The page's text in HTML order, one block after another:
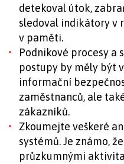
detekoval útok,
sledoval indikátory v
v paměti.
Podnikové procesy a
postupy by měly být
informační
zaměstnanců, ale
zákazníků.
Zkoumejte veškeré
systémů. Je známo,
průzkumnými